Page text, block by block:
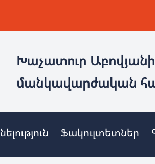
Խաչատուր
մանկավարժական
Ֆակուլտետներ